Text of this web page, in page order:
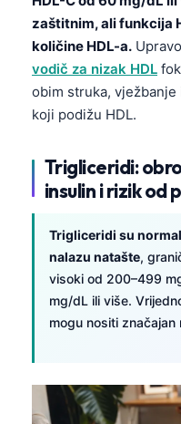
zaštitnim, ali funkcija
količine HDL-a.
vodič za nizak HDL
obim struka,
koji podižu HDL.
Trigliceridi:
insulin i rizik od
Trigliceridi su
nalazu natašte,
visoki od 200–499
mg/dL ili više.
mogu nositi